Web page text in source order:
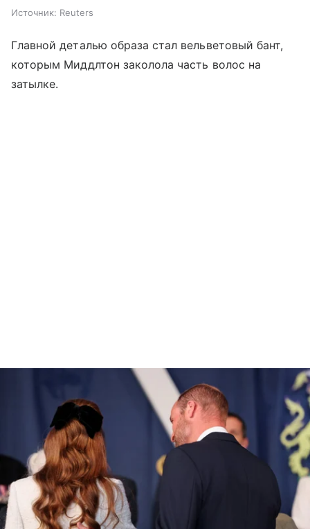
Источник: Reuters
Главной деталью образа стал вельветовый бант,
которым Миддлтон заколола часть волос на
затылке.